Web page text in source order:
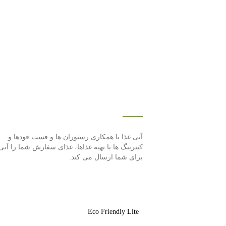
آنی غذا با همكاری رستوران ها و فست فودها و
كیترینگ ها یا تهیه غذاها، غذای سفارش شما را
برای شما ارسال می كند.
Eco Friendly Lite